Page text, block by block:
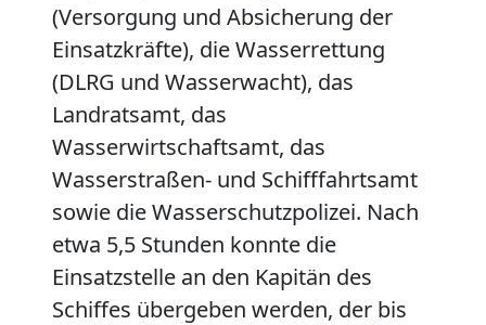
(Versorgung und Absicherung der
Einsatzkräfte), die Wasserrettung
(DLRG und Wasserwacht), das
Landratsamt, das
Wasserwirtschaftsamt, das
Wasserstraßen- und Schifffahrtsamt
sowie die Wasserschutzpolizei. Nach
etwa 5,5 Stunden konnte die
Einsatzstelle an den Kapitän des
Schiffes übergeben werden, der bis